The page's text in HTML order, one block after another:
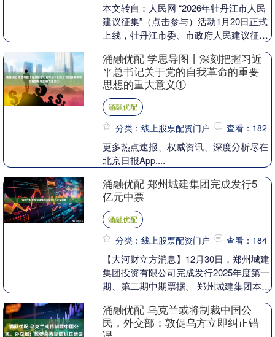
本文转自：人民网 “2026年牡丹江市人民
建议征集”（点击参与）活动1月20日正式
上线，牡丹江市委、市政府人民建议征集
建设发....
涌融优配 学思导图丨深刻把握习近
平总书记关于党的自我革命的重要
思想的重大意义①
涌融优配
分类：线上股票配资门户 查看：182
更多热点速报、权威资讯、深度分析尽在
北京日报App....
涌融优配 郑州城建集团完成发行5
亿元中票
涌融优配
分类：线上股票配资门户 查看：184
【大河财立方消息】12月30日，郑州城建
集团投资有限公司完成发行2025年度第一
期、第二期中期票据。 郑州城建集团本次
为“2....
涌融优配 乌克兰或将制裁中国公
民，外交部：敦促乌方立即纠正错